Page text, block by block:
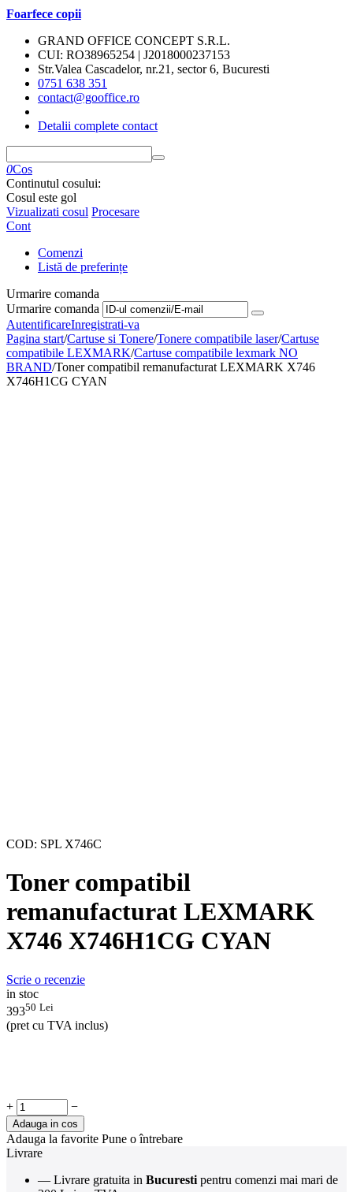
Foarfece copii
GRAND OFFICE CONCEPT S.R.L.
CUI: RO38965254 | J2018000237153
Str.Valea Cascadelor, nr.21, sector 6, Bucuresti
0751 638 351
contact@gooffice.ro
Detalii complete contact
0Cos
Continutul cosului:
Cosul este gol
Vizualizati cosul Procesare
Cont
Comenzi
Listă de preferințe
Urmarire comanda
Urmarire comanda
AutentificareInregistrati-va
Pagina start/Cartuse si Tonere/Tonere compatibile laser/Cartuse
compatibile LEXMARK/Cartuse compatibile lexmark NO
BRAND/Toner compatibil remanufacturat LEXMARK X746
X746H1CG CYAN
COD: SPL X746C
Toner compatibil
remanufacturat LEXMARK
X746 X746H1CG CYAN
Scrie o recenzie
in stoc
39350 Lei
(pret cu TVA inclus)
+ −
Adauga in cos
Adauga la favorite Pune o întrebare
Livrare
— Livrare gratuita in Bucuresti pentru comenzi mai mari de